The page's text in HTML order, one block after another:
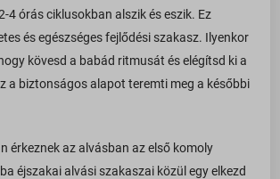
4 órás ciklusokban alszik és eszik. Ez
és egészséges fejlődési szakasz. Ilyenkor
kövesd a babád ritmusát és elégítsd ki a
a biztonságos alapot teremti meg a későbbi
érkeznek az alvásban az első komoly
éjszakai alvási szakaszai közül egy elkezd